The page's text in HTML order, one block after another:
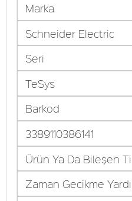
Marka
Schneider Electric
Seri
TeSys
Barkod
3389110386141
Ürün Ya Da Bileşen
Zaman Gecikme